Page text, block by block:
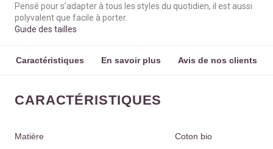
Pensé pour s’adapter à tous les styles du quotidien, il est aussi
polyvalent que facile à porter.
Guide des tailles
Caractéristiques En savoir plus Avis de nos clients
CARACTÉRISTIQUES
Matière Coton bio